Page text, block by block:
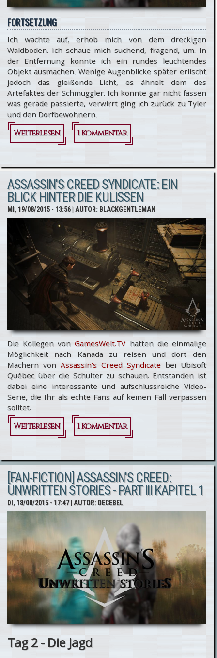
FORTSETZUNG
Ich wachte auf, erhob mich von dem dreckigen
Waldboden. Ich schaue mich suchend, fragend, um. In
der Entfernung konnte ich ein rundes leuchtendes
Objekt ausmachen. Wenige Augenblicke später erlischt
jedoch das gleißende Licht, es ähnelt dem des
Artefaktes der Schmuggler. Ich konnte gar nicht fassen
was gerade passierte, verwirrt ging ich zurück zu Tyler
und den Dorfbewohnern.
Weiterlesen
über [FAN-
ASSASSIN'S
CREED:
UNWRITTEN
STORIES -
PART III
Kapitel 2
1 Kommentar
ASSASSIN'S CREED SYNDICATE: EIN
BLICK HINTER DIE KULISSEN
MI, 19/08/2015 - 13:56| AUTOR: BLACKGENTLEMAN
Die Kollegen vonGamesWelt.TVhatten die einmalige
Möglichkeit nach Kanada zu reisen und dort den
Machern von Assassin's Creed Syndicatebei Ubisoft
Québec über die Schulter zu schauen. Entstanden ist
dabei eine interessante und aufschlussreiche Video-
Serie, die Ihr als echte Fans auf keinen Fall verpassen
solltet.
Weiterlesen
über
Creed
Syndicate:
Ein Blick
hinter die
1 Kommentar
[FAN-FICTION] ASSASSIN'S CREED:
UNWRITTEN STORIES - PART III KAPITEL 1
DI, 18/08/2015 - 17:47| AUTOR: DECEBEL
Tag 2 - Die Jagd